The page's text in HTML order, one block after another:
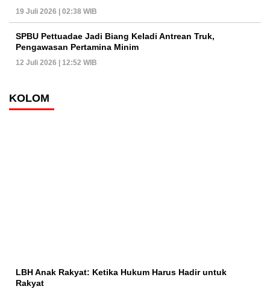
19 Juli 2026 | 02:38 WIB
SPBU Pettuadae Jadi Biang Keladi Antrean Truk,
Pengawasan Pertamina Minim
12 Juli 2026 | 12:52 WIB
KOLOM
LBH Anak Rakyat: Ketika Hukum Harus Hadir untuk
Rakyat